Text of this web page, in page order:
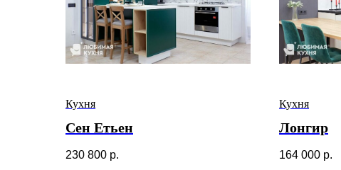
Кухня
Сен Етьен
230 800 р.
Кухня
Лонгир
164 000 р.